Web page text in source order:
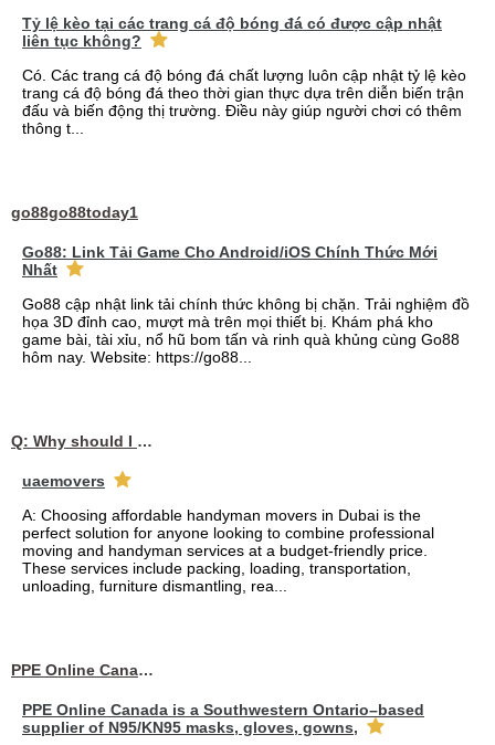
Tỷ lệ kèo tại các trang cá độ bóng đá có được cập nhật
liên tục không?
Có. Các trang cá độ bóng đá chất lượng luôn cập nhật tỷ lệ kèo
trang cá độ bóng đá theo thời gian thực dựa trên diễn biến trận
đấu và biến động thị trường. Điều này giúp người chơi có thêm
thông t...
go88go88today1
Go88: Link Tải Game Cho Android/iOS Chính Thức Mới
Nhất
Go88 cập nhật link tải chính thức không bị chặn. Trải nghiệm đồ
họa 3D đỉnh cao, mượt mà trên mọi thiết bị. Khám phá kho
game bài, tài xỉu, nổ hũ bom tấn và rinh quà khủng cùng Go88
hôm nay. Website: https://go88...
Q: Why should I choose affordable handyman movers in Dubai for my relocation and maintenance needs?
uaemovers
A: Choosing affordable handyman movers in Dubai is the
perfect solution for anyone looking to combine professional
moving and handyman services at a budget-friendly price.
These services include packing, loading, transportation,
unloading, furniture dismantling, rea...
PPE Online Canada – Bulk PPE Supplier | N95, Gloves, Masks & Medical Supplies
PPE Online Canada is a Southwestern Ontario–based
supplier of N95/KN95 masks, gloves, gowns,